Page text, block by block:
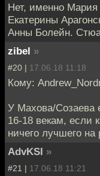
Нет, именно
Екатерины
Анны Болейн.
zibel »
#20 | 17.06.18 11:18
Кому:
У Махова/Созаева
16-18 векам, если
ничего лучшего
AdvKSI »
#21 | 17.06.18 11:21